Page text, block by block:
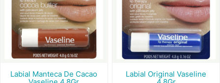
Labial Manteca De Cacao
Labial Original Vaseline